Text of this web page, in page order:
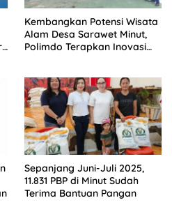
Kembangkan Potensi Wisata
Alam Desa Sarawet Minut,
Polimdo Terapkan Inovasi
Sepanjang Juni-Juli 2025,
11.831 PBP di Minut Sudah
Terima Bantuan Pangan